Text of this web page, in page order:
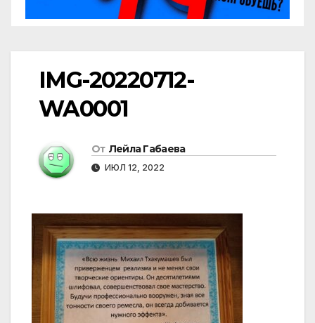
IMG-20220712-
WA0001
От Лейла Габаева
ИЮЛ 12, 2022